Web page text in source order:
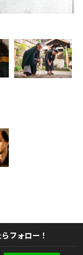
フォロー！